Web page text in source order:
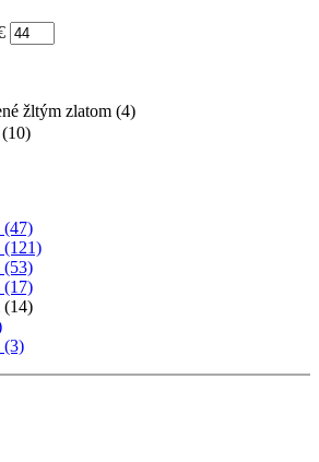
žltým zlatom (4)
(10)
(47)
(121)
(53)
(17)
(14)
(3)